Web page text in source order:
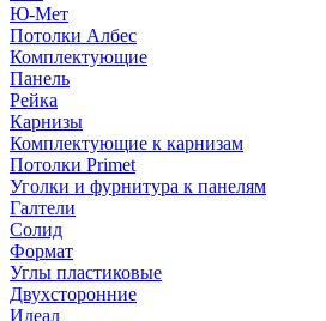
Ю-Мет
Потолки Албес
Комплектующие
Панель
Рейка
Карнизы
Комплектующие к карнизам
Потолки Primet
Уголки и фурнитура к панелям
Галтели
Солид
Формат
Углы пластиковые
Двухсторонние
Идеал